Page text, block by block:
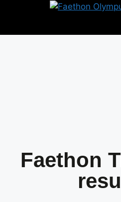
Faethon